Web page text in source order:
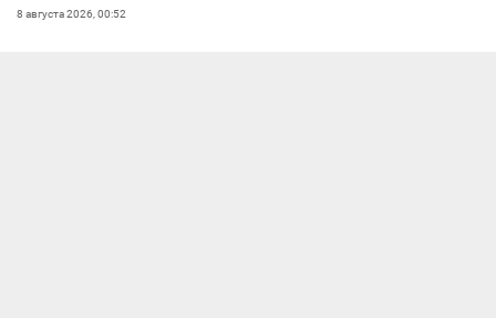
8 августа 2026, 00:52